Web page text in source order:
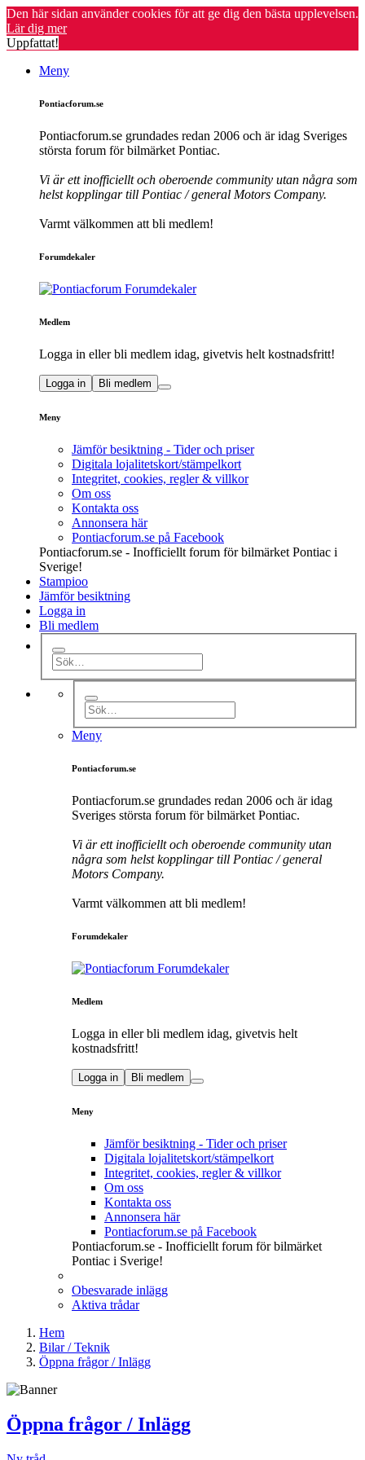
Den här sidan använder cookies för att ge dig den bästa upplevelsen.
Lär dig mer
Uppfattat!
Meny
Pontiacforum.se
Pontiacforum.se grundades redan 2006 och är idag Sveriges
största forum för bilmärket Pontiac.
Vi är ett inofficiellt och oberoende community utan några som
helst kopplingar till Pontiac / general Motors Company.
Varmt välkommen att bli medlem!
Forumdekaler
Medlem
Logga in eller bli medlem idag, givetvis helt kostnadsfritt!
Logga in Bli medlem
Meny
Jämför besiktning - Tider och priser
Digitala lojalitetskort/stämpelkort
Integritet, cookies, regler & villkor
Om oss
Kontakta oss
Annonsera här
Pontiacforum.se på Facebook
Pontiacforum.se - Inofficiellt forum för bilmärket Pontiac i
Sverige!
Stampioo
Jämför besiktning
Logga in
Bli medlem
Meny
Pontiacforum.se
Pontiacforum.se grundades redan 2006 och är idag
Sveriges största forum för bilmärket Pontiac.
Vi är ett inofficiellt och oberoende community utan
några som helst kopplingar till Pontiac / general
Motors Company.
Varmt välkommen att bli medlem!
Forumdekaler
Medlem
Logga in eller bli medlem idag, givetvis helt
kostnadsfritt!
Logga in Bli medlem
Meny
Jämför besiktning - Tider och priser
Digitala lojalitetskort/stämpelkort
Integritet, cookies, regler & villkor
Om oss
Kontakta oss
Annonsera här
Pontiacforum.se på Facebook
Pontiacforum.se - Inofficiellt forum för bilmärket
Pontiac i Sverige!
Obesvarade inlägg
Aktiva trådar
Hem
Bilar / Teknik
Öppna frågor / Inlägg
Öppna frågor / Inlägg